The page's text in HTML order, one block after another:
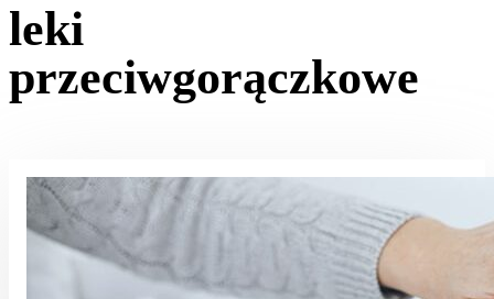
leki
przeciwgorączkowe